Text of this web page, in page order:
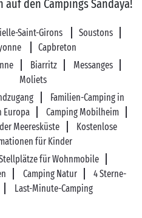
auf den Campings Sandaya!
Saint-Girons
Soustons
Capbreton
Biarritz
Messanges
Moliets
Familien-Camping in
Europa
Camping Mobilheim
Meeresküste
Kostenlose
für Kinder
für Wohnmobile
Camping Natur
4 Sterne-
Last-Minute-Camping